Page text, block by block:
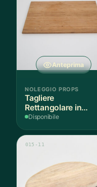
Anteprima
NOLEGGIO PROPS
Tagliere
Rettangolare in
Legno L45xP29cm -
Disponibile
015-11